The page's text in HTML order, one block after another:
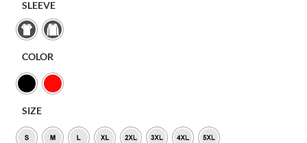
SLEEVE
COLOR
SIZE